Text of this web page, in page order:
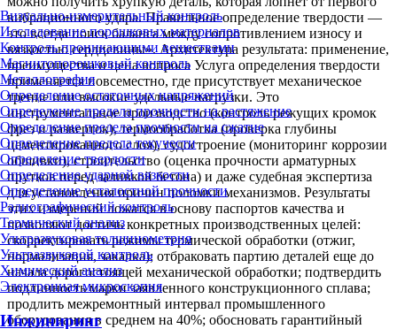
Визуально-измерительный контроль
Исследование порошковых материалов
Контроль проникающими веществами
Магнитопорошковый контроль
Металлография
Определение остаточных напряжений
Определение предела прочности на растяжение
Определение предела прочности на сжатие
Определение предела текучести
Определение твердости
Определение ударной вязкости
Определение усталостной прочности
Радиографический контроль
Термический анализ
Ультразвуковая толщинометрия
Ультразвуковой контроль
Химический анализ
Электронная микроскопия
Инжиниринг
вибрационного удара. Правильное определение твердости —
это всегда поиск баланса между сопротивлением износу и
вязкостью сердцевины». Архитектура результата: применение,
преимущества и цена вопроса Услуга определения твердости
применяется повсеместно, где присутствует механическое
трение или высокие удельные нагрузки. Это
инструментальное производство (контроль режущих кромок
фрез и разверток), термообработка (проверка глубины
цементированного слоя), судостроение (мониторинг коррозии
обшивки), строительство (оценка прочности арматурных
прутков перед заливкой бетона) и даже судебная экспертиза
для установления причин поломки механизмов. Результаты
этих измерений ложатся в основу паспортов качества и
позволяют достичь конкретных производственных целей:
скорректировать режимы термической обработки (отжиг,
нормализация, закалка); отбраковать партию деталей еще до
начала дорогостоящей механической обработки; подтвердить
подлинность марки заявленного конструкционного сплава;
продлить межремонтный интервал промышленного
оборудования в среднем на 40%; обосновать гарантийный